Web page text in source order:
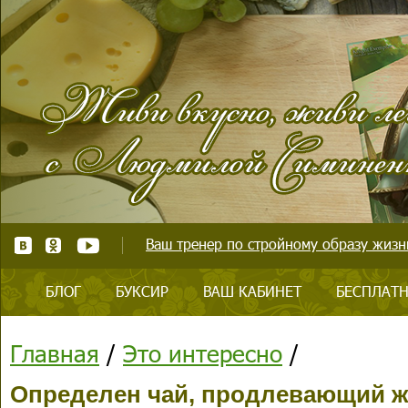
Ваш тренер по стройному образу
БЛОГ БУКСИР ВАШ КАБИНЕТ
Главная / Это интересно /
Определен чай, продлевающий